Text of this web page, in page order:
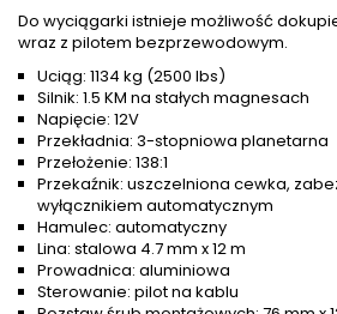
Do wyciągarki istnieje możliwość
wraz z pilotem bezprzewodowym.
Uciąg: 1134 kg (2500 lbs)
Silnik: 1.5 KM na stałych magnesach
Napięcie: 12V
Przekładnia: 3-stopniowa planetarna
Przełożenie: 138:1
Przekaźnik: uszczelniona cewka,
wyłącznikiem automatycznym
Hamulec: automatyczny
Lina: stalowa 4.7 mm x 12 m
Prowadnica: aluminiowa
Sterowanie: pilot na kablu